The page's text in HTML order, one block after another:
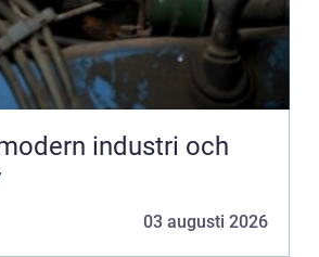
industri och
03 augusti 2026